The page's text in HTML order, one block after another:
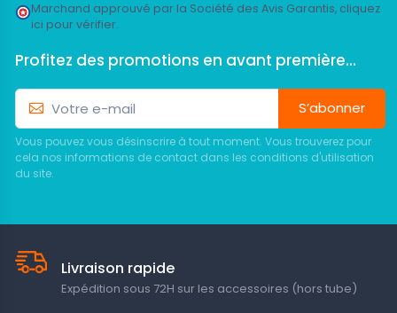
Marchand approuvé par la Société des Avis Garantis, cliquez
ici pour vérifier.
Profitez des promotions en avant première...
S’abonner
Vous pouvez vous désinscrire à tout moment. Vous trouverez pour
cela nos informations de contact dans les conditions d'utilisation
du site.
Livraison rapide
Expédition sous 72H sur les accessoires (hors tube)